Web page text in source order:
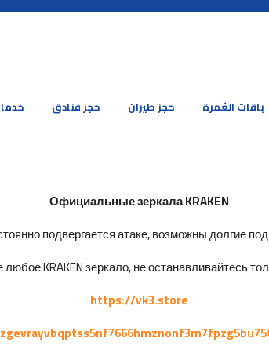
باقات العُمرة حجز طيران حجز فنادق
Официальные зеркала KRAKEN
подвергается атаке, возможны долгие
KRAKEN зеркало, не останавливайтесь
https://vk3.store